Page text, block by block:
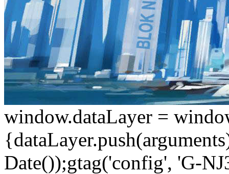
window.dataLayer =
Date());gtag('config', 'G-